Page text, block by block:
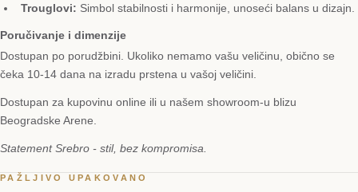
Trouglovi: Simbol stabilnosti i harmonije, unoseći balans u dizajn.
Poručivanje i dimenzije
Dostupan po porudžbini. Ukoliko nemamo vašu veličinu, obično se
čeka 10-14 dana na izradu prstena u vašoj veličini.
Dostupan za kupovinu online ili u našem showroom-u blizu
Beogradske Arene.
Statement Srebro - stil, bez kompromisa.
PAŽLJIVO UPAKOVANO